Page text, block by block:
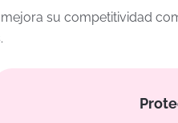
su competitividad